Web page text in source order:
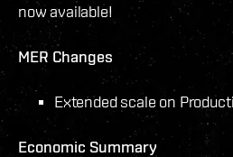
now available!
MER Changes
Extended scale on
Economic Summary